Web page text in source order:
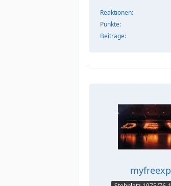
Reaktionen
Punkte
Beiträge
myfreexp